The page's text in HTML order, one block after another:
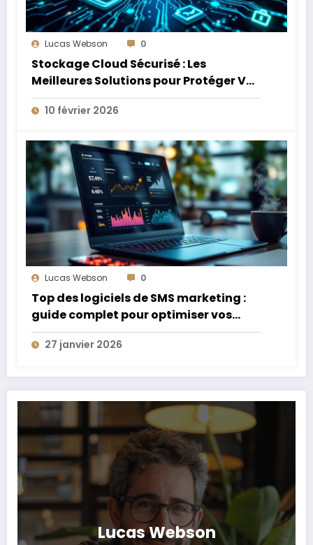
Lucas Webson 0
Stockage Cloud Sécurisé : Les
Meilleures Solutions pour Protéger Vos
Données Sensibles
10 février 2026
Lucas Webson 0
Top des logiciels de SMS marketing :
guide complet pour optimiser vos
campagnes
27 janvier 2026
Lucas Webson